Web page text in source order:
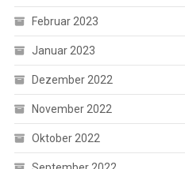
Februar 2023
Januar 2023
Dezember 2022
November 2022
Oktober 2022